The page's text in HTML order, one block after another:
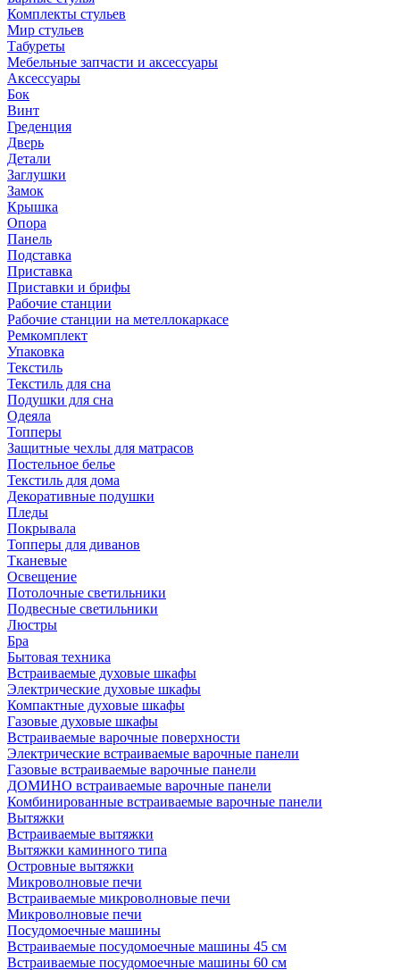
Комплекты стульев
Мир стульев
Табуреты
Мебельные запчасти и аксессуары
Аксессуары
Бок
Винт
Греденция
Дверь
Детали
Заглушки
Замок
Крышка
Опора
Панель
Подставка
Приставка
Приставки и брифы
Рабочие станции
Рабочие станции на метеллокаркасе
Ремкомплект
Упаковка
Текстиль
Текстиль для сна
Подушки для сна
Одеяла
Топперы
Защитные чехлы для матрасов
Постельное белье
Текстиль для дома
Декоративные подушки
Пледы
Покрывала
Топперы для диванов
Тканевые
Освещение
Потолочные светильники
Подвесные светильники
Люстры
Бра
Бытовая техника
Встраиваемые духовые шкафы
Электрические духовые шкафы
Компактные духовые шкафы
Газовые духовые шкафы
Встраиваемые варочные поверхности
Электрические встраиваемые варочные панели
Газовые встраиваемые варочные панели
ДОМИНО встраиваемые варочные панели
Комбинированные встраиваемые варочные панели
Вытяжки
Встраиваемые вытяжки
Вытяжки каминного типа
Островные вытяжки
Микроволновые печи
Встраиваемые микроволновые печи
Микроволновые печи
Посудомоечные машины
Встраиваемые посудомоечные машины 45 см
Встраиваемые посудомоечные машины 60 см